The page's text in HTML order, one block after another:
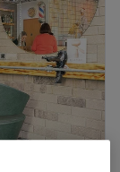
–20:00
–
20:00
sich in der
seine